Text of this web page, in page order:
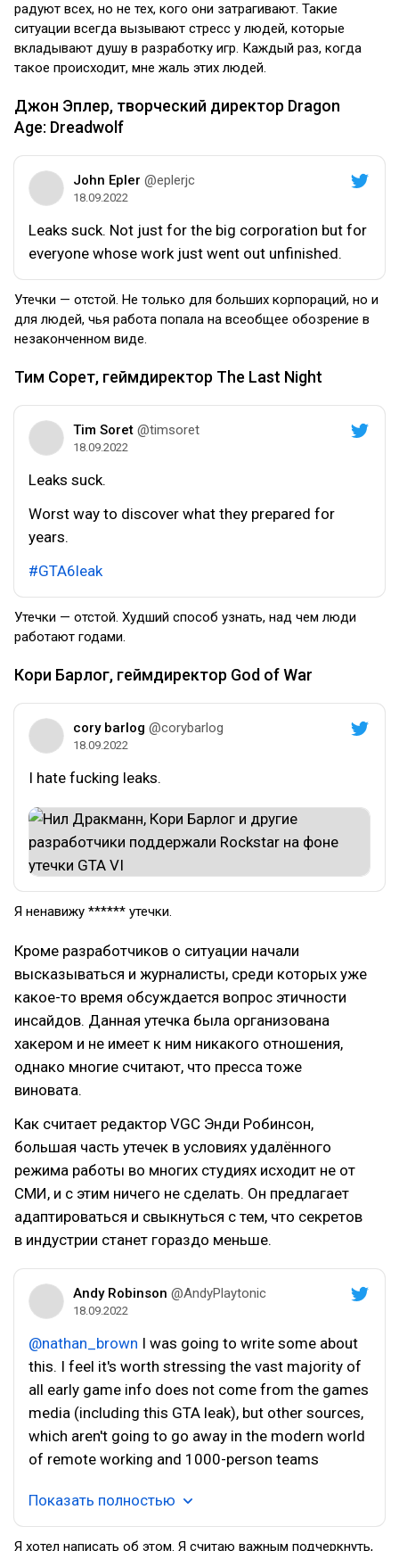
радуют всех, но не тех, кого они затрагивают. Такие
ситуации всегда вызывают стресс у людей, которые
вкладывают душу в разработку игр. Каждый раз, когда
такое происходит, мне жаль этих людей.
Джон Эплер, творческий директор Dragon
Age: Dreadwolf
John Epler @eplerjc
18.09.2022
Leaks suck. Not just for the big corporation but for
everyone whose work just went out unfinished.
Утечки — отстой. Не только для больших корпораций, но и
для людей, чья работа попала на всеобщее обозрение в
незаконченном виде.
Тим Сорет, геймдиректор The Last Night
Tim Soret @timsoret
18.09.2022
Leaks suck.
Worst way to discover what they prepared for
years.
#GTA6leak
Утечки — отстой. Худший способ узнать, над чем люди
работают годами.
Кори Барлог, геймдиректор God of War
cory barlog @corybarlog
18.09.2022
I hate fucking leaks.
Я ненавижу ****** утечки.
Кроме разработчиков о ситуации начали
высказываться и журналисты, среди которых уже
какое-то время обсуждается вопрос этичности
инсайдов. Данная утечка была организована
хакером и не имеет к ним никакого отношения,
однако многие считают, что пресса тоже
виновата.
Как считает редактор VGC Энди Робинсон,
большая часть утечек в условиях удалённого
режима работы во многих студиях исходит не от
СМИ, и с этим ничего не сделать. Он предлагает
адаптироваться и свыкнуться с тем, что секретов
в индустрии станет гораздо меньше.
Andy Robinson @AndyPlaytonic
18.09.2022
@nathan_brown I was going to write some about
this. I feel it's worth stressing the vast majority of
all early game info does not come from the games
media (including this GTA leak), but other sources,
which aren't going to go away in the modern world
of remote working and 1000-person teams
Показать полностью
Я хотел написать об этом. Я считаю важным подчеркнуть,